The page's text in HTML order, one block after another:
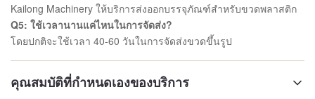
Kailong Machinery ให้บริการส่งออกบรรจุภัณฑ์สำหรับขวดพลาสติก
Q5: ใช้เวลานานแค่ไหนในการจัดส่ง?
โดยปกติจะใช้เวลา 40-60 วันในการจัดส่งขวดขึ้นรูป
คุณสมบัติที่กำหนดเองของบริการ